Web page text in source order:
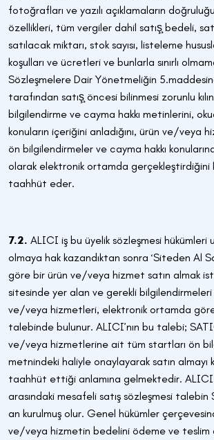
fotoğrafları ve yazılı açıklamaların
özellikleri, tüm vergiler dahil satış̧ bedeli,
satılacak miktarı, stok sayısı, listeleme
koşulları ve ücretleri ve bunlarla sınırlı
Sözleşmelere Dair Yönetmeliğin
tarafından satış̧ öncesi bilinmesi zorunlu
bilgilendirme ve cayma hakkı metinlerini,
konuların içeriğini anladığını, ürün ve/veya
ön bilgilendirmeler ve cayma hakkı
olarak elektronik ortamda gerçekleştirdiğini
taahhüt eder.
7.2. ALICI iş bu üyelik sözleşmesi hükümleri
olmaya hak kazandıktan sonra ‘Siteden Al
göre bir ürün ve/veya hizmet satın almak
sitesinde yer alan ve gerekli bilgilendirmeleri
ve/veya hizmetleri, elektronik ortamda
talebinde bulunur. ALICI’nın bu talebi;
ve/veya hizmetlerine ait tüm startları ön
metnindeki haliyle onaylayarak satın almayı
taahhüt ettiği anlamına gelmektedir.
arasındaki mesafeli satış sözleşmesi talebin
an kurulmuş olur. Genel hükümler
ve/veya hizmetin bedelini ödeme ve teslim